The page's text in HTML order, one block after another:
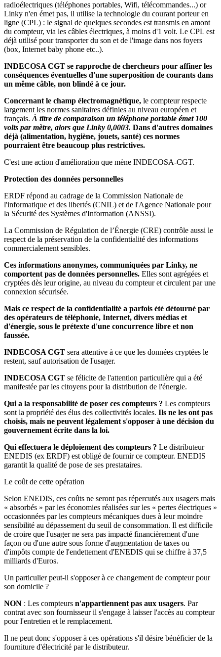
radioélectriques (téléphones portables, Wifi, télécommandes...) or
Linky n'en émet pas, il utilise la technologie du courant porteur en
ligne (CPL) : le signal de quelques secondes est transmis en amont
du compteur, via les câbles électriques, à moins d'1 volt. Le CPL est
déjà utilisé pour transporter du son et de l'image dans nos foyers
(box, Internet baby phone etc..).
INDECOSA CGT se rapproche de chercheurs pour affiner les
conséquences éventuelles d'une superposition de courants dans
un même câble, non blindé à ce jour.
Concernant le champ électromagnétique, le compteur respecte
largement les normes sanitaires définies au niveau européen et
français. À titre de comparaison un téléphone portable émet 100
volts par mètre, alors que Linky 0,0003. Dans d'autres domaines
déjà (alimentation, hygiène, jouets, santé) ces normes
pourraient être beaucoup plus restrictives.
C'est une action d'amélioration que mène INDECOSA-CGT.
Protection des données personnelles
ERDF répond au cadrage de la Commission Nationale de
l'informatique et des libertés (CNIL) et de l'Agence Nationale pour
la Sécurité des Systèmes d'Information (ANSSI).
La Commission de Régulation de l’Énergie (CRE) contrôle aussi le
respect de la préservation de la confidentialité des informations
commercialement sensibles.
Ces informations anonymes, communiquées par Linky, ne
comportent pas de données personnelles. Elles sont agrégées et
cryptées dès leur origine, au niveau du compteur et circulent par une
connexion sécurisée.
Mais ce respect de la confidentialité a parfois été détourné par
des opérateurs de téléphonie, Internet, divers médias et
d'énergie, sous le prétexte d'une concurrence libre et non
faussée.
INDECOSA CGT sera attentive à ce que les données cryptées le
restent, sauf autorisation de l'usager.
INDECOSA CGT se félicite de l'attention particulière qui a été
manifestée par les citoyens pour la distribution de l'énergie.
Qui a la responsabilité de poser ces compteurs ? Les compteurs
sont la propriété des élus des collectivités locales. Ils ne les ont pas
choisis, mais ne peuvent légalement s'opposer à une décision du
gouvernement écrite dans la loi.
Qui effectuera le déploiement des compteurs ? Le distributeur
ENEDIS (ex ERDF) est obligé de fournir ce compteur. ENEDIS
garantit la qualité de pose de ses prestataires.
Le coût de cette opération
Selon ENEDIS, ces coûts ne seront pas répercutés aux usagers mais
« absorbés » par les économies réalisées sur les « pertes électriques »
occasionnées par les compteurs mécaniques dues à leur moindre
sensibilité au dépassement du seuil de consommation. Il est difficile
de croire que l'usager ne sera pas impacté financièrement d'une
façon ou d'une autre sous forme d'augmentation de taxes ou
d'impôts compte de l'endettement d'ENEDIS qui se chiffre à 37,5
milliards d'Euros.
Un particulier peut-il s'opposer à ce changement de compteur pour
son domicile ?
NON : Les compteurs n'appartiennent pas aux usagers. Par
contrat avec son fournisseur il s'engage à laisser l'accès au compteur
pour l'entretien et le remplacement.
Il ne peut donc s'opposer à ces opérations s'il désire bénéficier de la
fourniture d'électricité par le distributeur.